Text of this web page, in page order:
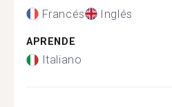
Francés Inglés
APRENDE
Italiano